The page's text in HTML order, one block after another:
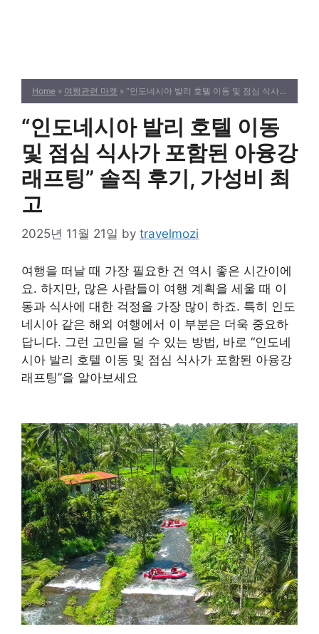
Home » 여행관련 마켓 » “인도네시아 발리 호텔 이동 및 점심 식사가 포함된 아융강 래프팅” 솔직 후기, 가성비 최고
“인도네시아 발리 호텔 이동
및 점심 식사가 포함된 아융강
래프팅” 솔직 후기, 가성비 최
고
2025년 11월 21일 by travelmozi
여행을 떠날 때 가장 필요한 건 역시 좋은 시간이에
요. 하지만, 많은 사람들이 여행 계획을 세울 때 이
동과 식사에 대한 걱정을 가장 많이 하죠. 특히 인도
네시아 같은 해외 여행에서 이 부분은 더욱 중요하
답니다. 그런 고민을 덜 수 있는 방법, 바로 “인도네
시아 발리 호텔 이동 및 점심 식사가 포함된 아융강
래프팅”을 알아보세요